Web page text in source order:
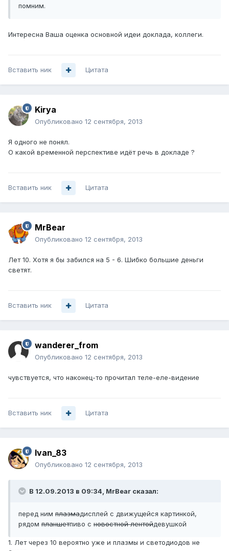
помним.
Интересна Ваша оценка основной идеи доклада, коллеги.
Вставить ник Цитата
Kirya
Опубликовано 12 сентября, 2013
Я одного не понял.
О какой временной перспективе идёт речь в докладе ?
Вставить ник Цитата
MrBear
Опубликовано 12 сентября, 2013
Лет 10. Хотя я бы забился на 5 - 6. Шибко большие деньги
светят.
Вставить ник Цитата
wanderer_from
Опубликовано 12 сентября, 2013
чувствуется, что наконец-то прочитал теле-еле-видение
Вставить ник Цитата
Ivan_83
Опубликовано 12 сентября, 2013
В 12.09.2013 в 09:34, MrBear сказал:
перед ним плазмадисплей с движущейся картинкой,
рядом планшетпиво с новостной лентойдевушкой
1. Лет через 10 вероятно уже и плазмы и светодиодов не